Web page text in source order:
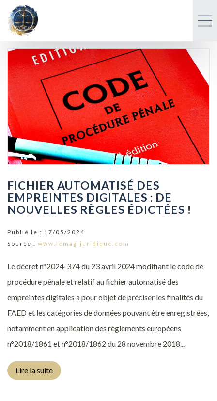
FICHIER AUTOMATISÉ DES
EMPREINTES DIGITALES : DE
NOUVELLES RÈGLES ÉDICTÉES !
Publié le : 17/05/2024
Source : www.lemag-juridique.com
Le décret n°2024-374 du 23 avril 2024 modifiant le code de
procédure pénale et relatif au fichier automatisé des
empreintes digitales a pour objet de préciser les finalités du
FAED et les catégories de données pouvant être enregistrées,
notamment en application des règlements européens
n°2018/1861 et n°2018/1862 du 28 novembre 2018...
Lire la suite